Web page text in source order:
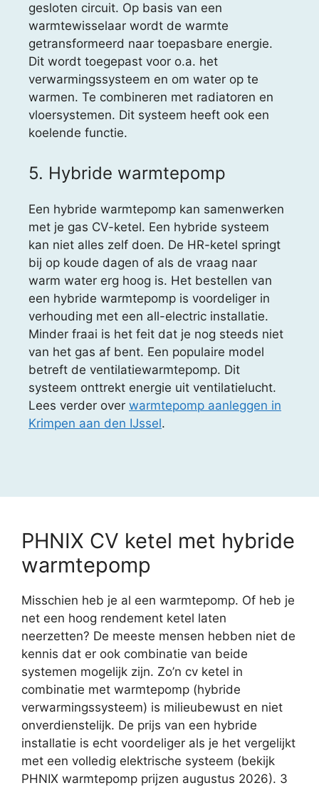
gesloten circuit. Op basis van een
warmtewisselaar wordt de warmte
getransformeerd naar toepasbare energie.
Dit wordt toegepast voor o.a. het
verwarmingssysteem en om water op te
warmen. Te combineren met radiatoren en
vloersystemen. Dit systeem heeft ook een
koelende functie.
5. Hybride warmtepomp
Een hybride warmtepomp kan samenwerken
met je gas CV-ketel. Een hybride systeem
kan niet alles zelf doen. De HR-ketel springt
bij op koude dagen of als de vraag naar
warm water erg hoog is. Het bestellen van
een hybride warmtepomp is voordeliger in
verhouding met een all-electric installatie.
Minder fraai is het feit dat je nog steeds niet
van het gas af bent. Een populaire model
betreft de ventilatiewarmtepomp. Dit
systeem onttrekt energie uit ventilatielucht.
Lees verder over warmtepomp aanleggen in
Krimpen aan den IJssel.
PHNIX CV ketel met hybride
warmtepomp
Misschien heb je al een warmtepomp. Of heb je
net een hoog rendement ketel laten
neerzetten? De meeste mensen hebben niet de
kennis dat er ook combinatie van beide
systemen mogelijk zijn. Zo’n cv ketel in
combinatie met warmtepomp (hybride
verwarmingssysteem) is milieubewust en niet
onverdienstelijk. De prijs van een hybride
installatie is echt voordeliger als je het vergelijkt
met een volledig elektrische systeem (bekijk
PHNIX warmtepomp prijzen augustus 2026). 3